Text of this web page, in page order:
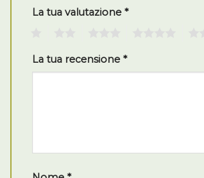
La tua valutazione *
La tua recensione *